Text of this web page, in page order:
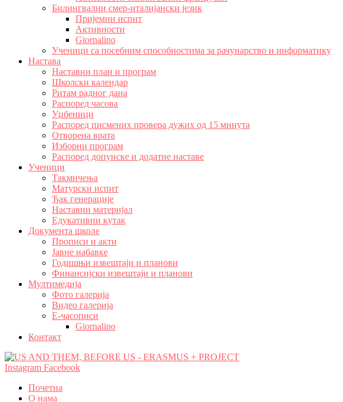
Билингвални смер-италијански језик
Пријемни испит
Активности
Giornalino
Ученици са посебним способностима за рачунарство и информатику
Настава
Наставни план и програм
Школски календар
Ритам радног дана
Распоред часова
Уџбеници
Распоред писмених провера дужих од 15 минута
Отворена врата
Изборни програм
Распоред допунске и додатне наставе
Ученици
Такмичења
Матурски испит
Ђак генерације
Наставни материјал
Едукативни кутак
Документа школе
Прописи и акти
Јавне набавке
Годишњи извештаји и планови
Финансијски извештаји и планови
Мултимедија
Фото галерија
Видео галерија
Е-часописи
Giornalino
Контакт
Instagram Facebook
Почетна
О нама